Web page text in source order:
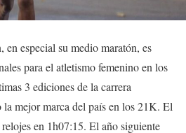
en especial su medio maratón, es
para el atletismo femenino en los
3 ediciones de la carrera
la mejor marca del país en los 21K. El
en 1h07:15. El año siguiente